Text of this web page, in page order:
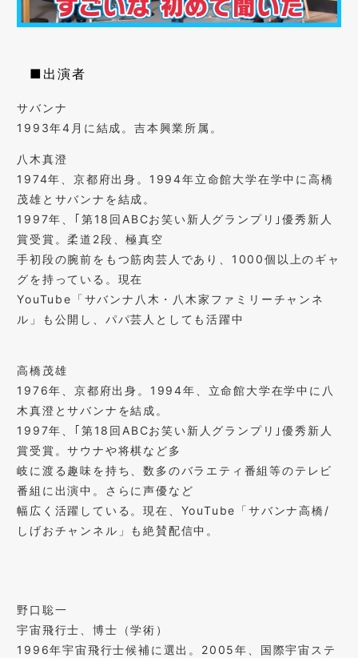
■出演者
サバンナ
1993年4月に結成。吉本興業所属。
八木真澄
1974年、京都府出身。1994年立命館大学在学中に高橋
茂雄とサバンナを結成。
1997年、｢第18回ABCお笑い新人グランプリ｣優秀新人
賞受賞。柔道2段、極真空
手初段の腕前をもつ筋肉芸人であり、1000個以上のギャ
グを持っている。現在
YouTube「サバンナ八木・八木家ファミリーチャンネ
ル」も公開し、パパ芸人としても活躍中
高橋茂雄
1976年、京都府出身。1994年、立命館大学在学中に八
木真澄とサバンナを結成。
1997年、｢第18回ABCお笑い新人グランプリ｣優秀新人
賞受賞。サウナや将棋など多
岐に渡る趣味を持ち、数多のバラエティ番組等のテレビ
番組に出演中。さらに声優など
幅広く活躍している。現在、YouTube「サバンナ高橋/
しげおチャンネル」も絶賛配信中。
野口聡一
宇宙飛行士、博士（学術）
1996年宇宙飛行士候補に選出。2005年、国際宇宙ステ